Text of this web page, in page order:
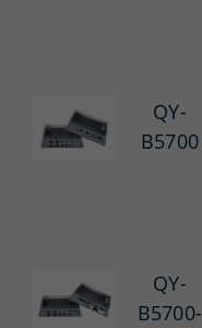
QY-
B5700
QY-
B5700-